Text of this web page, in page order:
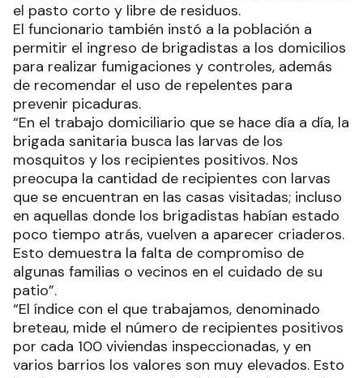
el pasto corto y libre de residuos.
El funcionario también instó a la población a
permitir el ingreso de brigadistas a los domicilios
para realizar fumigaciones y controles, además
de recomendar el uso de repelentes para
prevenir picaduras.
“En el trabajo domiciliario que se hace día a día, la
brigada sanitaria busca las larvas de los
mosquitos y los recipientes positivos. Nos
preocupa la cantidad de recipientes con larvas
que se encuentran en las casas visitadas; incluso
en aquellas donde los brigadistas habían estado
poco tiempo atrás, vuelven a aparecer criaderos.
Esto demuestra la falta de compromiso de
algunas familias o vecinos en el cuidado de su
patio”.
“El índice con el que trabajamos, denominado
breteau, mide el número de recipientes positivos
por cada 100 viviendas inspeccionadas, y en
varios barrios los valores son muy elevados. Esto